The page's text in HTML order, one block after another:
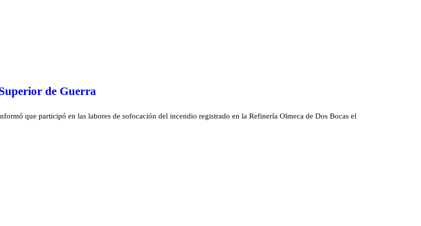
de Guerra
que participó en las labores de sofocación del incendio registrado en la Refinería Olmeca de Dos Bocas el